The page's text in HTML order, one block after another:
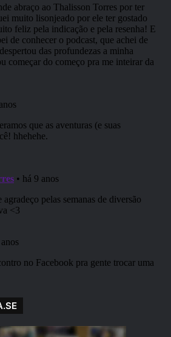
“RPG Next de volta a todo
que deve ser muito trabalhoso
o produto final é de
cada personagem.”
pelo trabalho.